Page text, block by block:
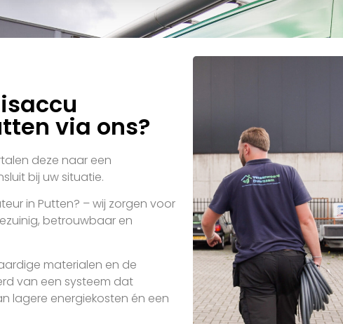
via ons?
deze naar een
bij uw situatie.
in Putten? – wij zorgen voor
betrouwbaar en
materialen en de
van een systeem dat
lagere energiekosten én een